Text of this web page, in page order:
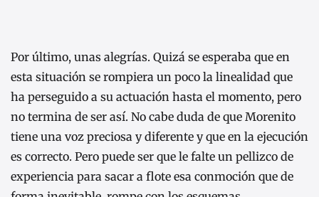
Por último, unas alegrías. Quizá se esperaba que en
esta situación se rompiera un poco la linealidad que
ha perseguido a su actuación hasta el momento, pero
no termina de ser así. No cabe duda de que Morenito
tiene una voz preciosa y diferente y que en la ejecución
es correcto. Pero puede ser que le falte un pellizco de
experiencia para sacar a flote esa conmoción que de